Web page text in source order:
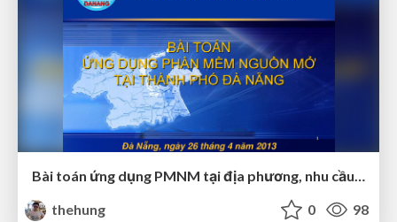
thehung
0 98